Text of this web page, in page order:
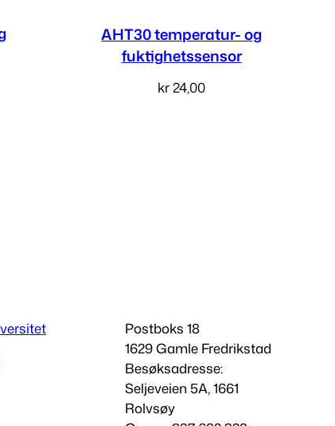
AHT30 temperatur- og
fuktighetssensor
kr24,00
Postboks 18
1629 Gamle Fredrikstad
Besøksadresse:
Seljeveien 5A, 1661
Rolvsøy